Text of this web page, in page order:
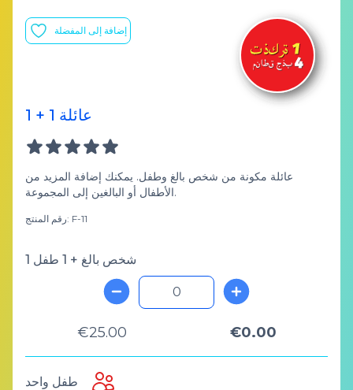
إضافة إلى المفضلة
عائلة 1 + 1
عائلة مكونة من شخص بالغ وطفل. يمكنك إضافة المزيد من
الأطفال أو البالغين إلى المجموعة.
رقم المنتج: F-11
1 شخص بالغ + 1 طفل
€25.00 €0.00
طفل واحد